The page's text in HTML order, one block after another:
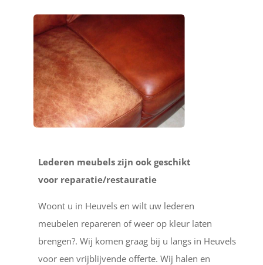
Lederen meubels zijn ook geschikt
voor reparatie/restauratie
Woont u in Heuvels en wilt uw lederen
meubelen repareren of weer op kleur laten
brengen?. Wij komen graag bij u langs in Heuvels
voor een vrijblijvende offerte. Wij halen en